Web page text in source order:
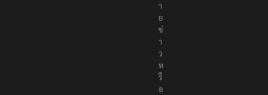
า
ย
ข่
า
ว
ห
รื
อ